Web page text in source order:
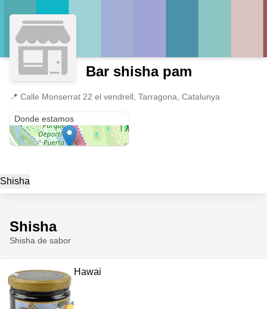
Bar shisha pam
📍 Calle Monserrat 22 el vendrell, Tarragona, Catalunya
Donde estamos
Shisha
Shisha
Shisha de sabor
Hawai